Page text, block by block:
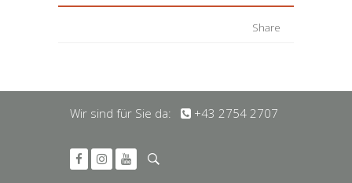
Share
Wir sind für Sie da: +43 2754 2707